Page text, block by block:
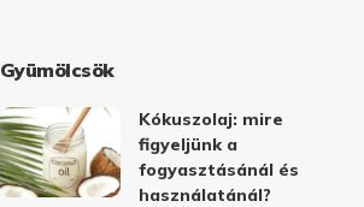
Gyümölcsök
Kókuszolaj: mire
figyeljünk a
fogyasztásánál és
használatánál?